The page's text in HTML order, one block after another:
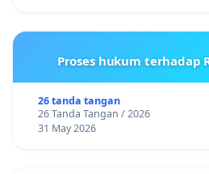
Proses hukum terhadap
26 tanda tangan
26 Tanda Tangan / 2026
31 May 2026